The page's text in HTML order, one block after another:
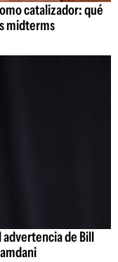
catalizador: qué
midterms
de Bill